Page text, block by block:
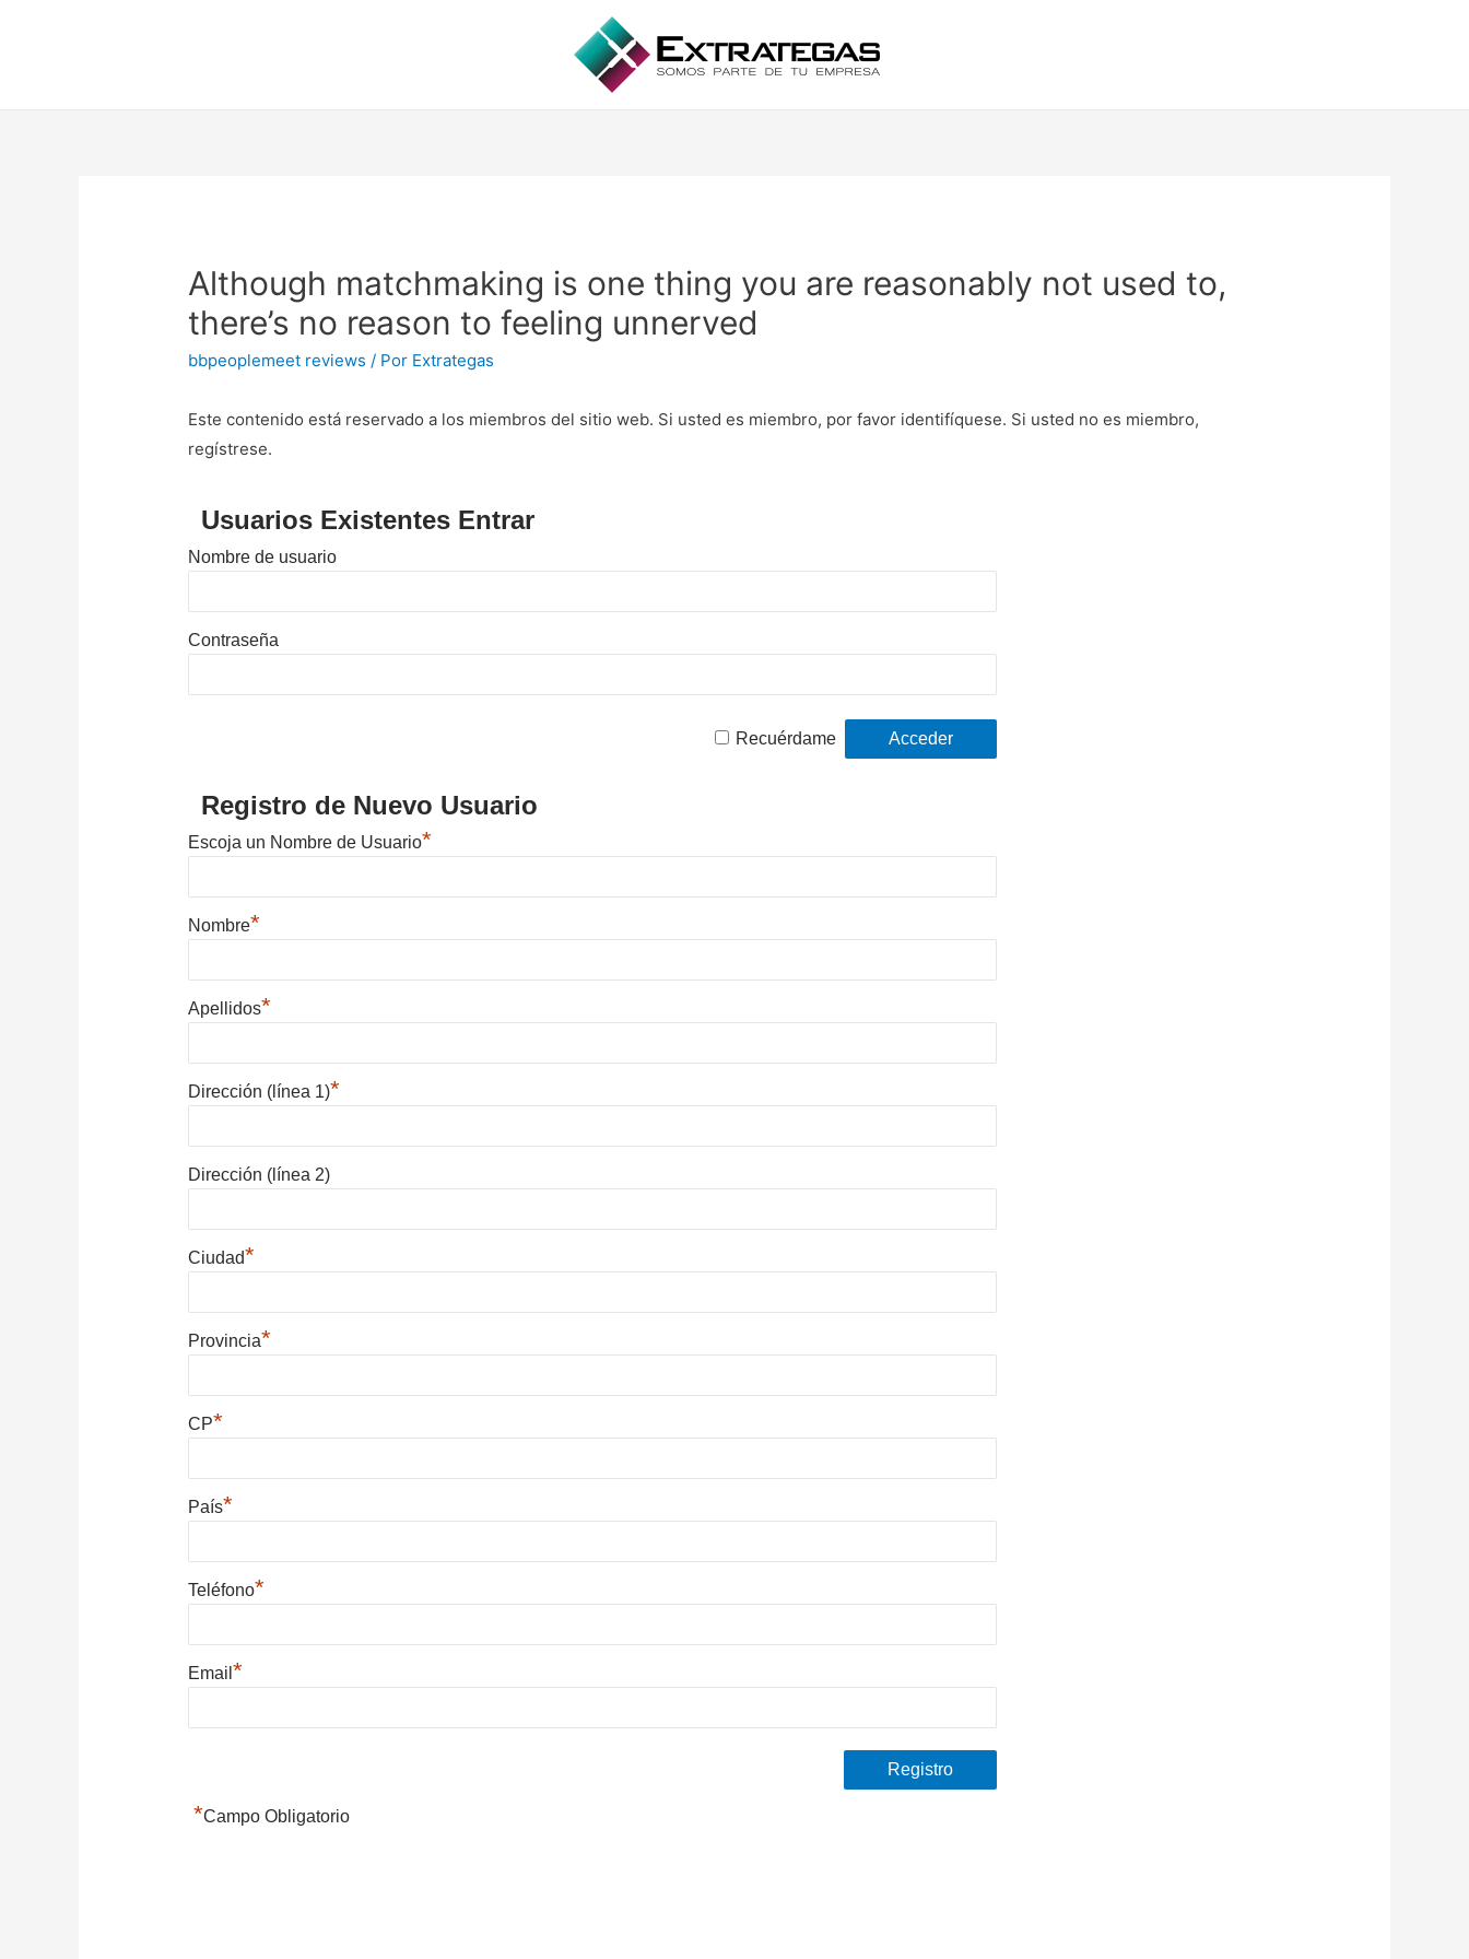
Although matchmaking is one thing you are reasonably not used to,
there’s no reason to feeling unnerved
bbpeoplemeet reviews / Por Extrategas
Este contenido está reservado a los miembros del sitio web. Si usted es miembro, por favor identifíquese. Si usted no es miembro,
regístrese.
Usuarios Existentes Entrar
Nombre de usuario
Contraseña
Recuérdame
Registro de Nuevo Usuario
Escoja un Nombre de Usuario*
Nombre*
Apellidos*
Dirección (línea 1)*
Dirección (línea 2)
Ciudad*
Provincia*
CP*
País*
Teléfono*
Email*
*Campo Obligatorio